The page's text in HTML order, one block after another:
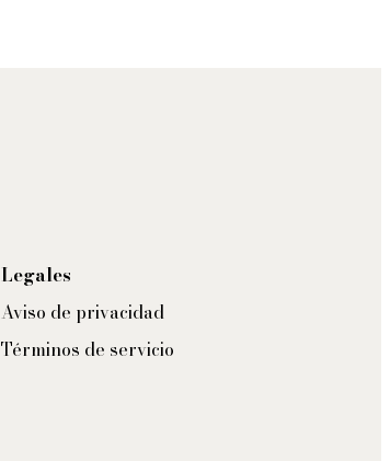
Legales
Aviso de privacidad
Términos de servicio